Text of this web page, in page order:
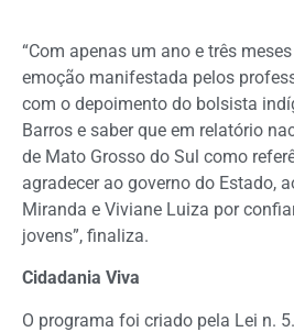
“Com apenas um ano e três
emoção manifestada pelos
com o depoimento do bolsista
Barros e saber que em relatório
de Mato Grosso do Sul como
agradecer ao governo do Estado,
Miranda e Viviane Luiza por
jovens”, finaliza.
Cidadania Viva
O programa foi criado pela Lei n.